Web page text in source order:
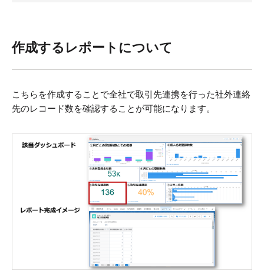
作成するレポートについて
こちらを作成することで全社で取引先連携を行った社外連絡
先のレコード数を確認することが可能になります。